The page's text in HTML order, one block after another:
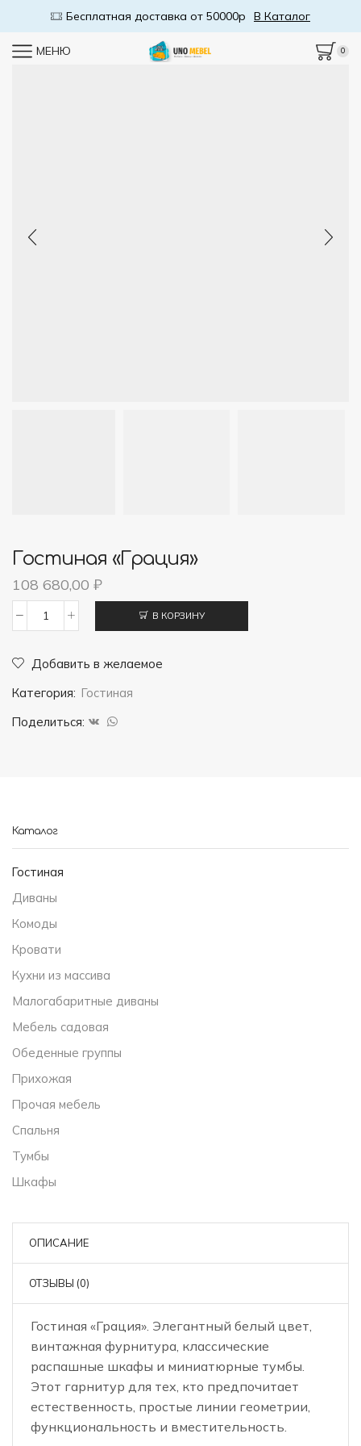
Бесплатная доставка от 50000р В Каталог
МЕНЮ 0
Гостиная «Грация»
108 680,00 ₽
Гостиная
"Грация"
В КОРЗИНУ
Добавить в желаемое
Категория: Гостиная
Поделиться:
Каталог
Гостиная
Диваны
Комоды
Кровати
Кухни из массива
Малогабаритные диваны
Мебель садовая
Обеденные группы
Прихожая
Прочая мебель
Спальня
Тумбы
Шкафы
ОПИСАНИЕ
ОТЗЫВЫ (0)
Гостиная «Грация». Элегантный белый цвет,
винтажная фурнитура, классические
распашные шкафы и миниатюрные тумбы.
Этот гарнитур для тех, кто предпочитает
естественность, простые линии геометрии,
функциональность и вместительность.